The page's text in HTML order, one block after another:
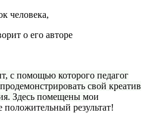
человека,
о его авторе
с помощью которого педагог
свой креатив
Здесь помещены мои
результат!